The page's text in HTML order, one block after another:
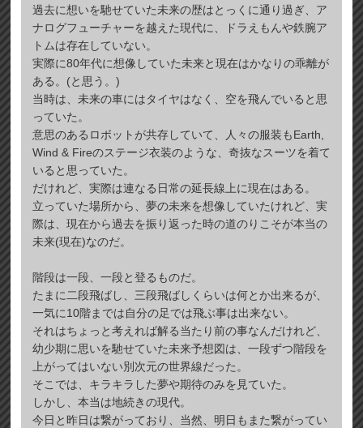
過去に想いを馳せていた未来の歴はとっくに通り過ぎ、ア
ナログフューチャーを越えた現代に、ドラえもんや鉄腕ア
トムは存在していない。
実際に80年代に想像していた未来と現在はかなりの乖離が
ある。(と思う。)
当時は、未来の車にはタイヤはなく、空を飛んでいると思
っていた。
意思のあるロボットが共存していて、人々の服装もEarth,
Wind & Fireのステージ衣装のような、奇抜なスーツを着て
いると思っていた。
だけれど、実際は連なる日常の延長線上に現在はある。
立っていた場所から、夢の未来を想像していたけれど、実
際は、現在から過去を振り返った時の道のりこそが本当の
未来(現在)なのだ。
階段は一段、一段と登るものだ。
たまに二段飛ばし、三段飛ばしくらいは何とか出来るが、
一気に10階までは自分の足では飛ぶ事は出来ない。
それはちょっと考えれば解る当たり前の事なんだけれど、
幼少期に思いを馳せていた未来予想図は、一段ずつ階段を
上がってはいない別次元の世界線だった。
そこでは、キラキラした夢や期待のみを見ていた。
しかし、本当は地続きの現代。
今日と昨日は繋がっており、当然、明日もまた繋がってい